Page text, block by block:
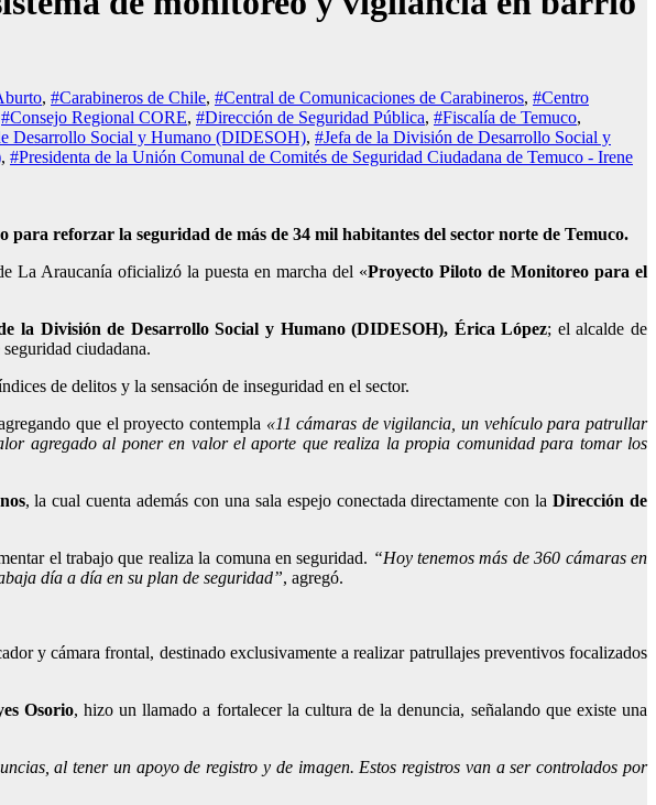
, #Carabineros de Chile, #Central de Comunicaciones de Carabineros, #Centro
#Consejo Regional CORE, #Dirección de Seguridad Pública, #Fiscalía de Temuco,
Desarrollo Social y Humano (DIDESOH), #Jefa de la División de Desarrollo Social y
, #Presidenta de la Unión Comunal de Comités de Seguridad Ciudadana de Temuco - Irene
reforzar la seguridad de más de 34 mil habitantes del sector norte de Temuco.
La Araucanía oficializó la puesta en marcha del «Proyecto Piloto de Monitoreo para el
la División de Desarrollo Social y Humano (DIDESOH), Érica López; el alcalde de
ciudadana.
de delitos y la sensación de inseguridad en el sector.
que el proyecto contempla «11 cámaras de vigilancia, un vehículo para patrullar
agregado al poner en valor el aporte que realiza la propia comunidad para tomar los
, la cual cuenta además con una sala espejo conectada directamente con laDirección de
el trabajo que realiza la comuna en seguridad. “Hoy tenemos más de 360 cámaras en
día a día en su plan de seguridad”, agregó.
y cámara frontal, destinado exclusivamente a realizar patrullajes preventivos focalizados
Osorio, hizo un llamado a fortalecer la cultura de la denuncia, señalando que existe una
al tener un apoyo de registro y de imagen. Estos registros van a ser controlados por